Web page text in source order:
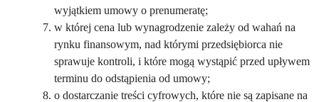
wyjątkiem umowy o prenumeratę;
w której cena lub wynagrodzenie zależy od wahań na
rynku finansowym, nad którymi przedsiębiorca nie
sprawuje kontroli, i które mogą wystąpić przed upływem
terminu do odstąpienia od umowy;
o dostarczanie treści cyfrowych, które nie są zapisane na